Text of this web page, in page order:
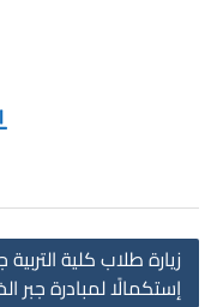
زيارة طلاب كلية
إستكمالًا لمبادرة جبر